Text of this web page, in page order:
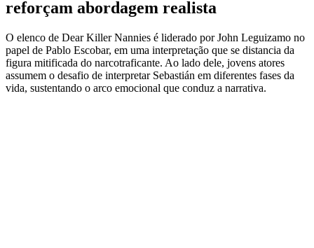
reforçam abordagem realista
O elenco de Dear Killer Nannies é liderado por John Leguizamo no
papel de Pablo Escobar, em uma interpretação que se distancia da
figura mitificada do narcotraficante. Ao lado dele, jovens atores
assumem o desafio de interpretar Sebastián em diferentes fases da
vida, sustentando o arco emocional que conduz a narrativa.